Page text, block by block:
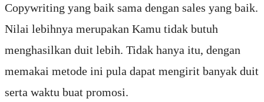
Copywriting yang baik sama dengan sales yang baik.
Nilai lebihnya merupakan Kamu tidak butuh
menghasilkan duit lebih. Tidak hanya itu, dengan
memakai metode ini pula dapat mengirit banyak duit
serta waktu buat promosi.